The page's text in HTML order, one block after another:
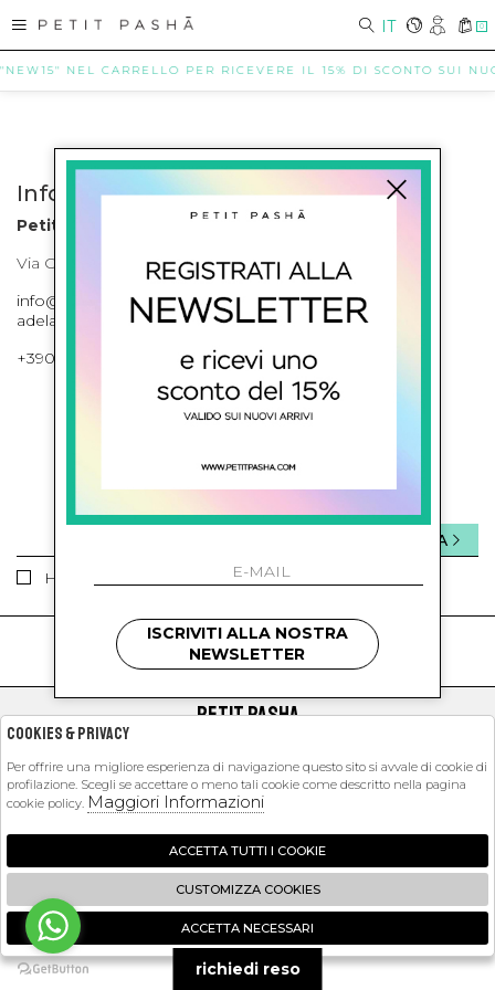
IT 0
NEL CARRELLO PER RICEVERE IL 15% DI SCONTO SUI
Info contatti
Petit Pasha
Via Cilea, 255 Napoli Corso Umberto I 301 Napoli
info@petitpasha.com, petitpasha@hotmail.it,
adelaide.petitpasha@hotmail.com
+39081643421 , +390812351280
ISCRIVITI ALLA NEWSLETTER
Ho letto ed accettato le condizioni sulla privacy.
INVIA
kids
PETIT PASHA
EXTRA
2026 Petit Pasha - P.iva : 09423341214 Powered by
Zucchetti
🍪
ISCRIVITI ALLA NOSTRA
NEWSLETTER
richiedi reso
Cookies & Privacy
Per offrire una migliore esperienza di navigazione questo sito si avvale di cookie di
profilazione. Scegli se accettare o meno tali cookie come descritto nella pagina
cookie policy. Maggiori Informazioni
ACCETTA TUTTI I COOKIE
CUSTOMIZZA COOKIES
ACCETTA NECESSARI